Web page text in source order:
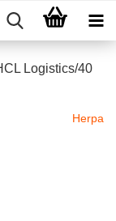
Logistics/40
Herpa